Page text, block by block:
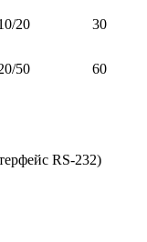
20
30
50 60
RS-232)